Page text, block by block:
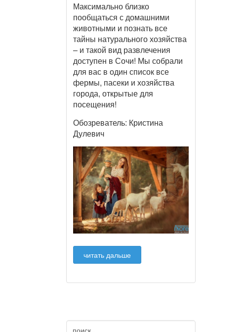
Максимально близко
пообщаться с домашними
животными и познать все
тайны натурального хозяйства
– и такой вид развлечения
доступен в Сочи! Мы собрали
для вас в один список все
фермы, пасеки и хозяйства
города, открытые для
посещения!
Обозреватель: Кристина
Дулевич
читать дальше